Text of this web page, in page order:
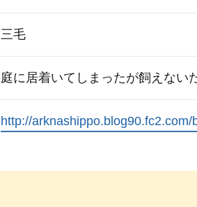
三毛
庭に居着いてしまったが飼えない
http://arknashippo.blog90.fc2.com/